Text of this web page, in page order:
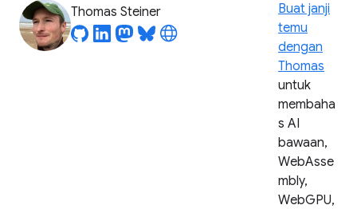
Thomas Steiner
Buat janji
temu
dengan
Thomas
untuk
membaha
s AI
bawaan,
WebAsse
mbly,
WebGPU,